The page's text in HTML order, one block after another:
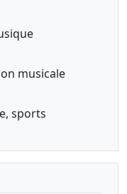
musicale
sports